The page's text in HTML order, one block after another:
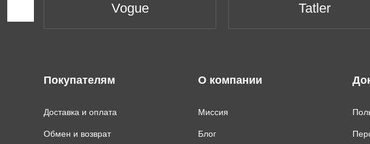
Vogue Tatler
Покупателям
Доставка и оплата
Обмен и возврат
О компании
Миссия
Блог